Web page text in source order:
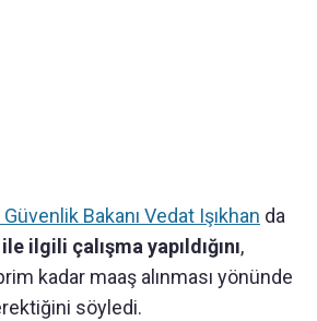
Bakanı Vedat Işıkhan da
ilgili çalışma yapıldığını,
kadar maaş alınması yönünde
söyledi.